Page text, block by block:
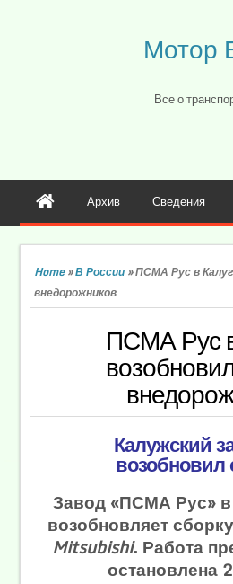
Мотор
Все о
Архив Сведения
Home»В России »ПСМА Рус в
внедорожников
ПСМА Рус
Калужский
возобновил
Завод «ПСМА Рус» в
возобновляет
Mitsubishi. Работа
остановлена